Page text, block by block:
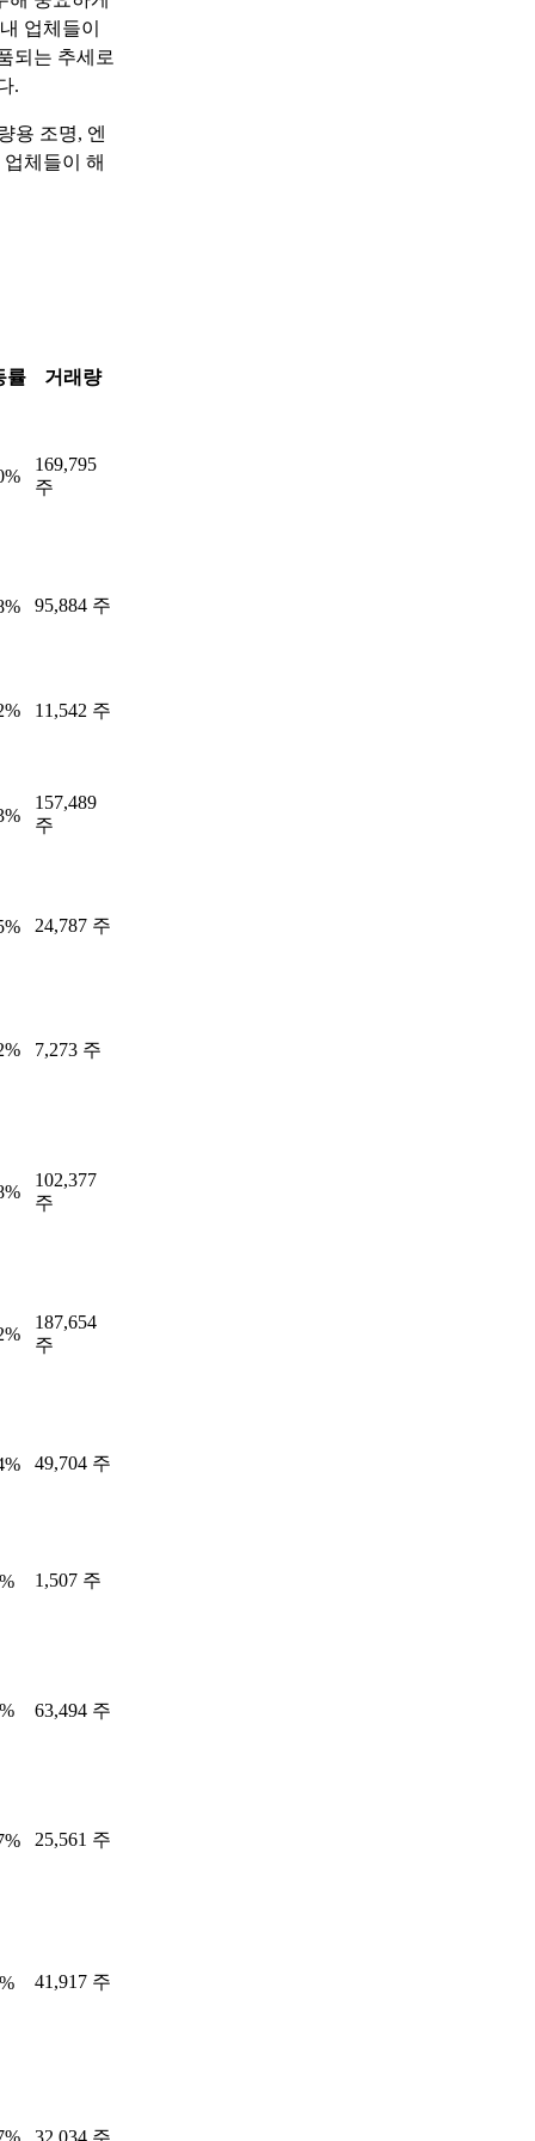
업체들이
되는 추세로
.
용 조명, 엔
체들이 해
률 거래량
169,795
주
95,884 주
11,542 주
157,489
주
24,787 주
7,273 주
102,377
주
187,654
주
49,704 주
1,507 주
63,494 주
25,561 주
41,917 주
32,034 주